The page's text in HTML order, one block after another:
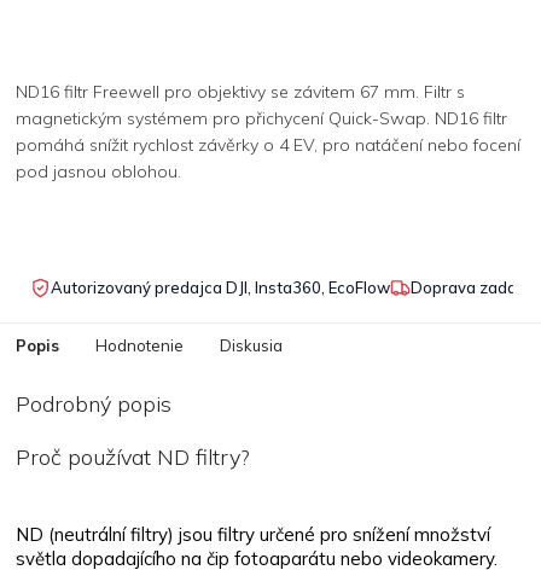
ND16 filtr Freewell pro objektivy se závitem 67 mm. Filtr s
magnetickým systémem pro přichycení Quick-Swap. ND16 filtr
pomáhá snížit rychlost závěrky o 4 EV, pro natáčení nebo focení
pod jasnou oblohou.
Autorizovaný predajca DJI, Insta360, EcoFlow Doprava
Popis Hodnotenie Diskusia
Podrobný popis
Proč používat ND filtry?
ND (neutrální filtry) jsou filtry určené pro snížení množství
světla dopadajícího na čip fotoaparátu nebo videokamery.